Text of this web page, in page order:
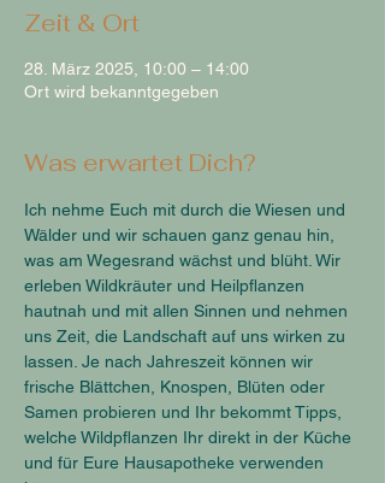
Zeit & Ort
28. März 2025, 10:00 – 14:00
Ort wird bekanntgegeben
Was erwartet Dich?
Ich nehme Euch mit durch die Wiesen und
Wälder und wir schauen ganz genau hin,
was am Wegesrand wächst und blüht. Wir
erleben Wildkräuter und Heilpflanzen
hautnah und mit allen Sinnen und nehmen
uns Zeit, die Landschaft auf uns wirken zu
lassen. Je nach Jahreszeit können wir
frische Blättchen, Knospen, Blüten oder
Samen probieren und Ihr bekommt Tipps,
welche Wildpflanzen Ihr direkt in der Küche
und für Eure Hausapotheke verwenden